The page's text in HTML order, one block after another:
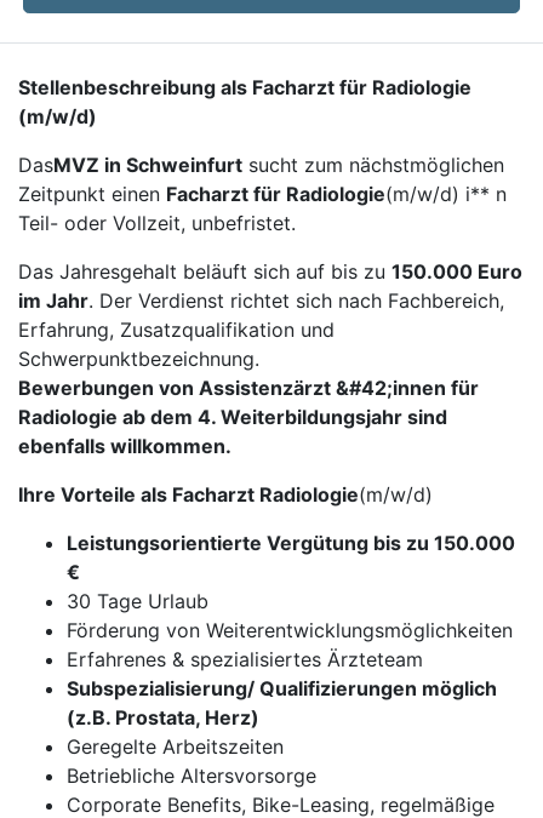
Stellenbeschreibung als Facharzt für Radiologie
(m/w/d)
DasMVZ in Schweinfurt sucht zum nächstmöglichen
Zeitpunkt einen Facharzt für Radiologie(m/w/d) i** n
Teil- oder Vollzeit, unbefristet.
Das Jahresgehalt beläuft sich auf bis zu 150.000 Euro
im Jahr. Der Verdienst richtet sich nach Fachbereich,
Erfahrung, Zusatzqualifikation und
Schwerpunktbezeichnung.
Bewerbungen von Assistenzärzt &#42;innen für
Radiologie ab dem 4. Weiterbildungsjahr sind
ebenfalls willkommen.
Ihre Vorteile als Facharzt Radiologie(m/w/d)
Leistungsorientierte Vergütung bis zu 150.000
€
30 Tage Urlaub
Förderung von Weiterentwicklungsmöglichkeiten
Erfahrenes & spezialisiertes Ärzteteam
Subspezialisierung/ Qualifizierungen möglich
(z.B. Prostata, Herz)
Geregelte Arbeitszeiten
Betriebliche Altersvorsorge
Corporate Benefits, Bike-Leasing, regelmäßige